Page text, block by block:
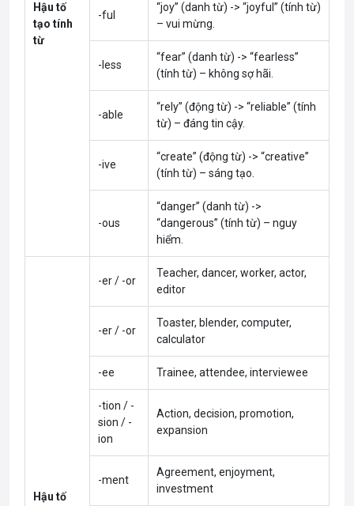
Hậu tố
tạo tính
từ
-ful
“joy” (danh từ) -> “joyful” (tính từ)
– vui mừng.
-less
“fear” (danh từ) -> “fearless”
(tính từ) – không sợ hãi.
-able
“rely” (động từ) -> “reliable” (tính
từ) – đáng tin cậy.
-ive
“create” (động từ) -> “creative”
(tính từ) – sáng tạo.
-ous
“danger” (danh từ) ->
“dangerous” (tính từ) – nguy
hiểm.
Hậu tố
-er / -or
Teacher, dancer, worker, actor,
editor
-er / -or
Toaster, blender, computer,
calculator
-ee Trainee, attendee, interviewee
-tion / -
sion / -
ion
Action, decision, promotion,
expansion
-ment
Agreement, enjoyment,
investment